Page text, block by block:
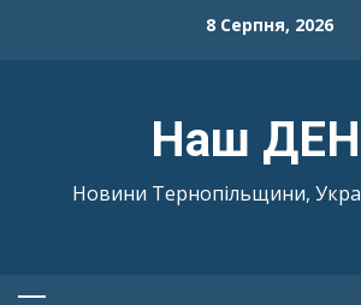
8 Серпня, 2026
Наш
Новини Тернопільщини,